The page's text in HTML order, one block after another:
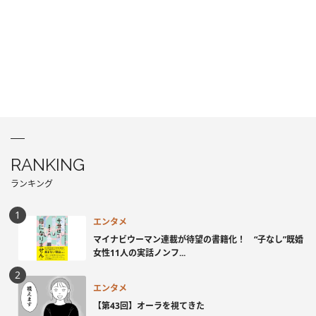
RANKING
ランキング
エンタメ
マイナビウーマン連載が待望の書籍化！ “子なし”既婚
女性11人の実話ノンフ...
エンタメ
【第43回】オーラを視てきた